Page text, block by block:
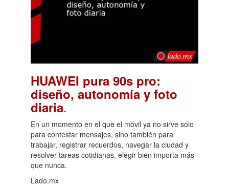
HUAWEI pura 90s pro:
diseño, autonomía y foto
diaria.
En un momento en el que el móvil ya no sirve solo
para contestar mensajes, sino también para
trabajar, registrar recuerdos, navegar la ciudad y
resolver tareas cotidianas, elegir bien importa más
que nunca.
Lado.mx